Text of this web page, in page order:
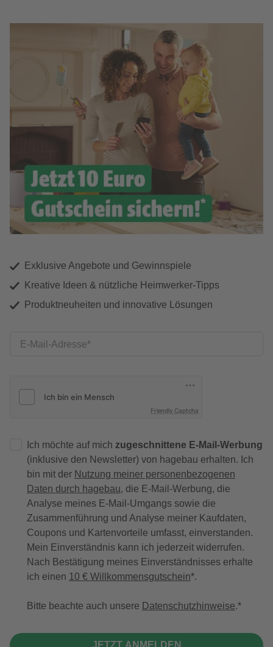
Exklusive Angebote und Gewinnspiele
Kreative Ideen & nützliche Heimwerker-Tipps
Produktneuheiten und innovative Lösungen
E-Mail-Adresse
Friendly Captcha
Ich möchte auf mich zugeschnittene E-Mail-Werbung
(inklusive den Newsletter) von hagebau erhalten. Ich
bin mit der Nutzung meiner personenbezogenen
Daten durch hagebau, die E-Mail-Werbung, die
Analyse meines E-Mail-Umgangs sowie die
Zusammenführung und Analyse meiner Kaufdaten,
Coupons und Kartenvorteile umfasst, einverstanden.
Mein Einverständnis kann ich jederzeit widerrufen.
Nach Bestätigung meines Einverständnisses erhalte
ich einen 10 € Willkommensgutschein*.
Bitte beachte auch unsere Datenschutzhinweise.